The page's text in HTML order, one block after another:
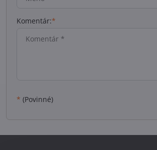
Komentár:*
* (Povinné)